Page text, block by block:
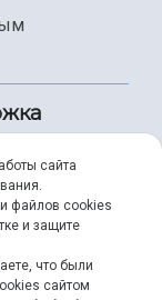
сайта
файлов cookies
и защите
что были
сайтом